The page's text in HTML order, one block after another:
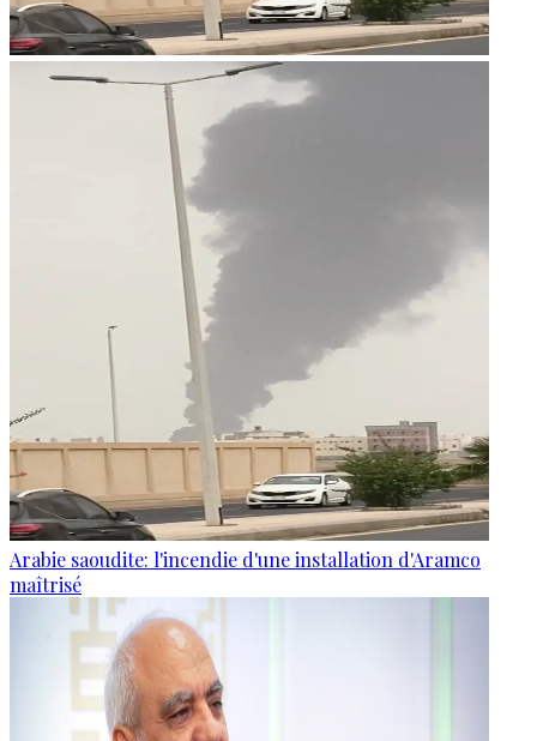
Arabie saoudite: l'incendie d'une installation d'Aramco
maîtrisé